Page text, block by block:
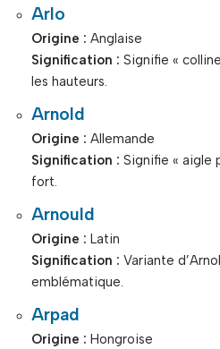
Arlo
Origine : Anglaise
Signification : Signifie «
les hauteurs.
Arnold
Origine : Allemande
Signification : Signifie « aigle
fort.
Arnould
Origine : Latin
Signification : Variante
emblématique.
Arpad
Origine : Hongroise